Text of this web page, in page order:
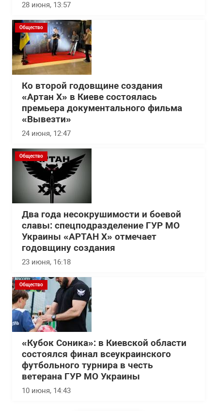
28 июня, 13:57
Общество
Ко второй годовщине создания
«Артан Х» в Киеве состоялась
премьера документального фильма
«Вывезти»
24 июня, 12:47
Общество
Два года несокрушимости и боевой
славы: спецподразделение ГУР МО
Украины «АРТАН Х» отмечает
годовщину создания
23 июня, 16:18
Общество
«Кубок Соника»: в Киевской области
состоялся финал всеукраинского
футбольного турнира в честь
ветерана ГУР МО Украины
10 июня, 14:43